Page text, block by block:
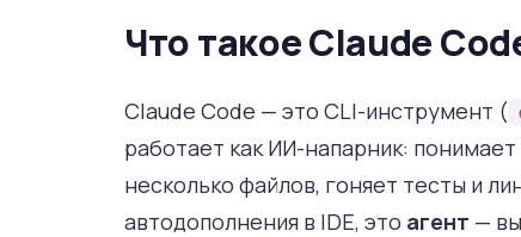
Что такое Claude
Claude Code — это CLI-инструмент (
работает как ИИ-напарник:
несколько файлов, гоняет тесты и
автодополнения в IDE, это агент —